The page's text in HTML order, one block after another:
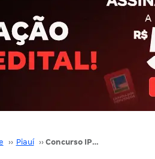
›› Piauí ›› Concurso IPMT: Banca definida! Veja aqui